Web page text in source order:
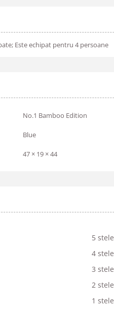
Este echipat pentru 4 persoane
No.1 Bamboo Edition
Blue
47 × 19 × 44
5 stele
4 stele
3 stele
2 stele
1 stele